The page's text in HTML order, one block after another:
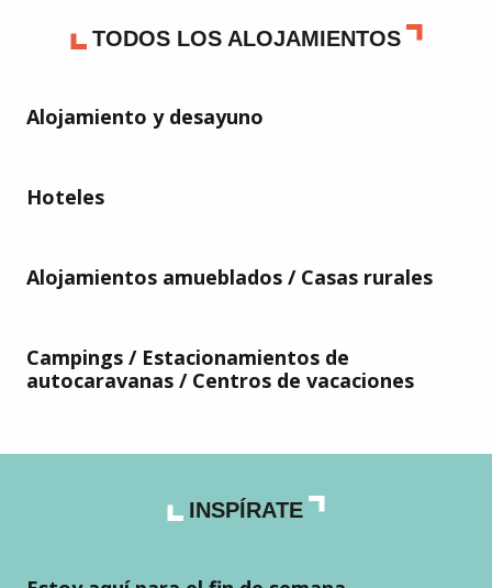
TODOS LOS ALOJAMIENTOS
Alojamiento y desayuno
Hoteles
Alojamientos amueblados / Casas rurales
Campings / Estacionamientos de
autocaravanas / Centros de vacaciones
INSPÍRATE